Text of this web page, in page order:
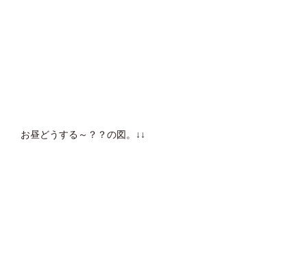
お昼どうする～？？の図。↓↓